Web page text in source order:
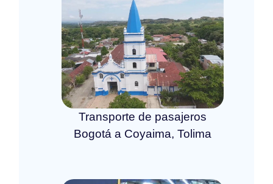
Transporte de pasajeros
Bogotá a Coyaima, Tolima